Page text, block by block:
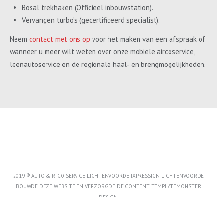
Bosal trekhaken (Officieel inbouwstation).
Vervangen turbo’s (gecertificeerd specialist).
Neem contact met ons op voor het maken van een afspraak of
wanneer u meer wilt weten over onze mobiele aircoservice,
leenautoservice en de regionale haal- en brengmogelijkheden.
2019 ® AUTO & R-CO SERVICE LICHTENVOORDE IXPRESSION LICHTENVOORDE
BOUWDE DEZE WEBSITE EN VERZORGDE DE CONTENT TEMPLATEMONSTER